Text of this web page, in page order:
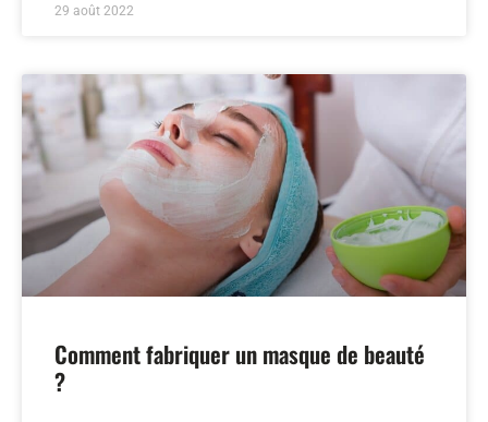
29 août 2022
Comment fabriquer un masque de beauté
?